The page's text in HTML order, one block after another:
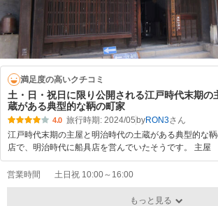
満足度の高いクチコミ
土・日・祝日に限り公開される江戸時代末期の
蔵がある典型的な鞆の町家
4.0 旅行時期: 2024/05 byRON3
江戸時代末期の主屋と明治時代の土蔵がある典型的な
店で、明治時代に船具店を営んでいたそうです。 主屋
営業時間 土日祝 10:00～16:00
もっと見る